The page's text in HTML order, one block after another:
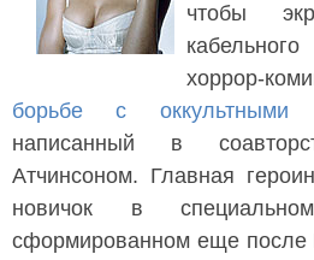
чтобы
хоррор-
борьбе с оккультными
написанный в
Атчинсоном. Главная
новичок в
сформированном еще после